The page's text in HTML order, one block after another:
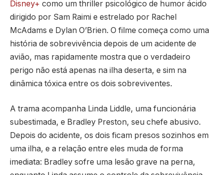
Disney+ como um thriller psicológico de humor ácido
dirigido por Sam Raimi e estrelado por Rachel
McAdams e Dylan O’Brien. O filme começa como uma
história de sobrevivência depois de um acidente de
avião, mas rapidamente mostra que o verdadeiro
perigo não está apenas na ilha deserta, e sim na
dinâmica tóxica entre os dois sobreviventes.
A trama acompanha Linda Liddle, uma funcionária
subestimada, e Bradley Preston, seu chefe abusivo.
Depois do acidente, os dois ficam presos sozinhos em
uma ilha, e a relação entre eles muda de forma
imediata: Bradley sofre uma lesão grave na perna,